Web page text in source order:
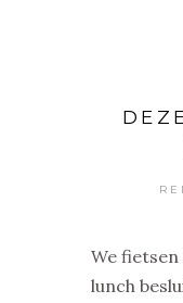
We
lunch